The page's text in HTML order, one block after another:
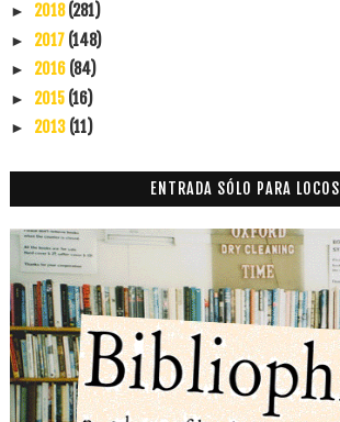
► 2018(281)
► 2017 (148)
► 2016 (84)
► 2015 (16)
► 2013 (11)
ENTRADA SÓLO PARA LOCOS